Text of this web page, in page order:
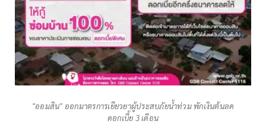
"ออมสิน" ออกมาตรการเยียวยาผู้ประสบภัยน้ำท่วม พักเงินต้นลด
ดอกเบี้ย 3 เดือน